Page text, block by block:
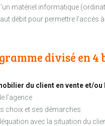
matériel informatique
débit pour permettre l’accès
divisé en 4
du client en vente et/ou
l’agence
choix et ses démarches
avec la situation du